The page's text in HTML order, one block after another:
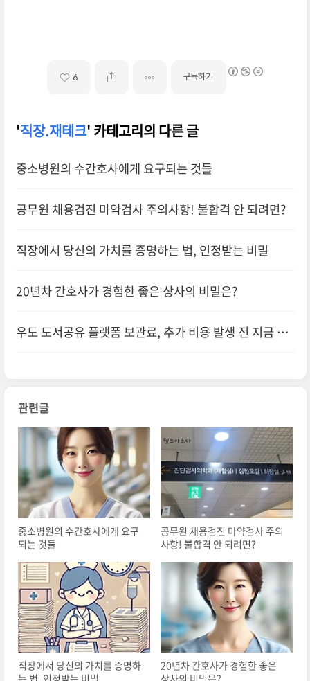
6 구독하기
'직장.재테크' 카테고리의 다른 글
중소병원의 수간호사에게 요구되는 것들
공무원 채용검진 마약검사 주의사항! 불합격 안 되려면?
직장에서 당신의 가치를 증명하는 법, 인정받는 비밀
20년차 간호사가 경험한 좋은 상사의 비밀은?
우도 도서공유 플랫폼 보관료, 추가 비용 발생 전 지금 바
관련글
중소병원의 수간호사에게 요구
되는 것들
공무원 채용검진 마약검사 주의
사항! 불합격 안 되려면?
직장에서 당신의 가치를 증명하
20년차 간호사가 경험한 좋은